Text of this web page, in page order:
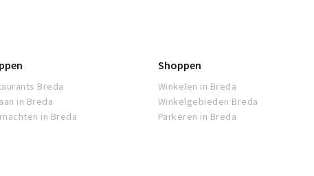
Breda
in Breda
in Breda
Shoppen
Winkelen in Breda
Winkelgebieden Breda
Parkeren in Breda